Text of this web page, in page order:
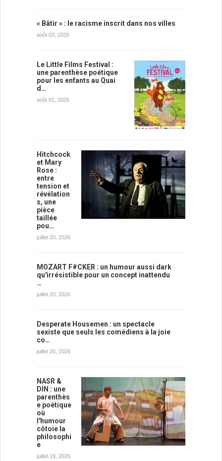
« Bâtir » : le racisme inscrit dans nos villes
août 03, 2026
Le Little Films Festival :
une parenthèse poétique
pour les enfants au Quai
d…
août 01, 2026
Hitchcock
et Mary
Rose :
entre
tension et
révélation
s, une
pièce
taillée
pou…
juillet 20, 2026
MOZART F#CKER : un humour aussi dark
qu'irrésistible pour un concept inattendu
…
juillet 20, 2026
Desperate Housemen : un spectacle
sexiste que seuls les comédiens à la joie
co…
juillet 20, 2026
NASR &
DIN : une
parenthès
e poétique
où
l'humour
côtoie la
philosophi
e
juillet 19, 2026